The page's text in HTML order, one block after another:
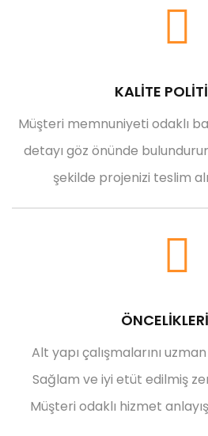
KALİTE
Müşteri memnuniyeti odaklı
detayı göz önünde
şekilde projenizi teslim
Alt yapı çalışmalarını
Sağlam ve iyi etüt edilmiş
Müşteri odaklı hizmet